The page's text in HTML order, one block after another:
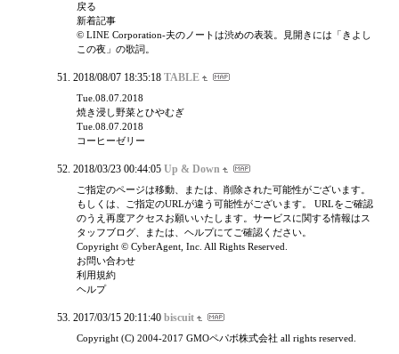
戻る
新着記事
© LINE Corporation-夫のノートは渋めの表装。見開きには「きよし
この夜」の歌詞。
2018/08/07 18:35:18 TABLE
Tue.08.07.2018
焼き浸し野菜とひやむぎ
Tue.08.07.2018
コーヒーゼリー
2018/03/23 00:44:05 Up & Down
ご指定のページは移動、または、削除された可能性がございます。
もしくは、ご指定のURLが違う可能性がございます。 URLをご確認
のうえ再度アクセスお願いいたします。サービスに関する情報はス
タッフブログ、または、ヘルプにてご確認ください。
Copyright © CyberAgent, Inc. All Rights Reserved.
お問い合わせ
利用規約
ヘルプ
2017/03/15 20:11:40 biscuit
Copyright (C) 2004-2017 GMOペパボ株式会社 all rights reserved.